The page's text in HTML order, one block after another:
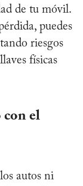
de tu móvil.
puedes
riesgos
físicas
el
autos ni